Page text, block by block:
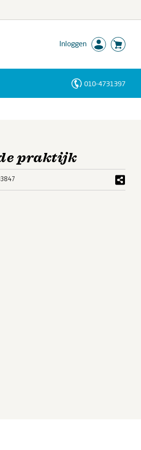
Inloggen
010-4731397
praktijk